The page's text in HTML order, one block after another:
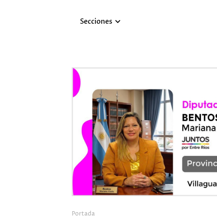
Secciones
Portada